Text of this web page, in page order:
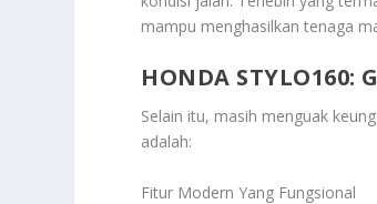
mampu menghasilkan tenaga
HONDA STYLO160:
Selain itu, masih menguak
adalah:
Fitur Modern Yang Fungsional